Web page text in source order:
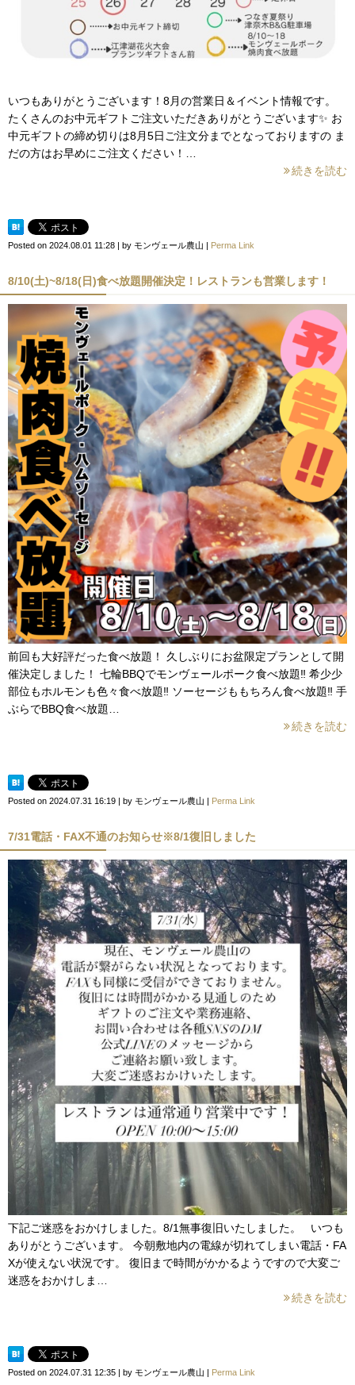
いつもありがとうございます！8月の営業日＆イベント情報です。
たくさんのお中元ギフトご注文いただきありがとうございます✨ お
中元ギフトの締め切りは8月5日ご注文分までとなっておりますの ま
だの方はお早めにご注文ください！…
続きを読む
Posted on 2024.08.01 11:28 | by モンヴェール農山 | Perma Link
8/10(土)~8/18(日)食べ放題開催決定！レストランも営業します！
前回も大好評だった食べ放題！ 久しぶりにお盆限定プランとして開
催決定しました！ 七輪BBQでモンヴェールポーク食べ放題‼︎ 希少少
部位もホルモンも色々食べ放題‼︎ ソーセージももちろん食べ放題‼︎ 手
ぶらでBBQ食べ放題…
続きを読む
Posted on 2024.07.31 16:19 | by モンヴェール農山 | Perma Link
7/31電話・FAX不通のお知らせ※8/1復旧しました
下記ご迷惑をおかけしました。8/1無事復旧いたしました。 いつも
ありがとうございます。 今朝敷地内の電線が切れてしまい電話・FA
Xが使えない状況です。 復旧まで時間がかかるようですので大変ご
迷惑をおかけしま…
続きを読む
Posted on 2024.07.31 12:35 | by モンヴェール農山 | Perma Link